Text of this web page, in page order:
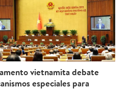
vietnamita debate
especiales para